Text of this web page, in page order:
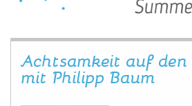
Achtsamkeit auf
mit Philipp Baum